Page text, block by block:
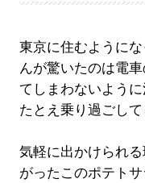
東京に住むように
んが驚いたのは電
てしまわないよう
たとえ乗り過ごして
気軽に出かけられ
がったこのポテト